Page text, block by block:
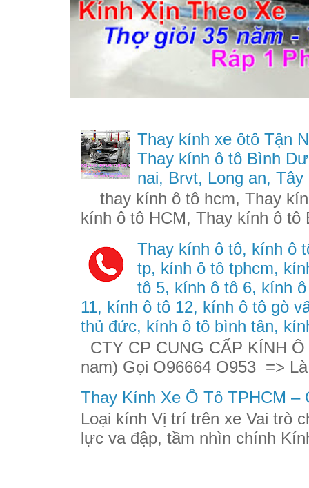
Thay kính xe ôtô Tận
Thay kính ô tô Bình
nai, Brvt, Long an,
thay kính ô tô hcm, Thay
kính ô tô HCM, Thay kính ô
Thay kính ô tô, kính ô
tp, kính ô tô tphcm,
tô 5, kính ô tô 6, kính
11, kính ô tô 12, kính ô tô gò
thủ đức, kính ô tô bình tân,
CTY CP CUNG CẤP KÍNH
nam) Gọi O96664 O953 =>
Thay Kính Xe Ô Tô TPHCM –
Loại kính Vị trí trên xe Vai trò
lực va đập, tầm nhìn chính